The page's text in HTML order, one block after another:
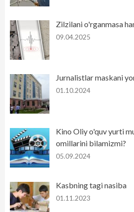
Zilzilani o'rganmasa
09.04.2025
Jurnalistlar maskani
01.10.2024
Kino Oliy o'quv yurti
omillarini bilamizmi?
05.09.2024
Kasbning tagi nasiba
01.11.2023